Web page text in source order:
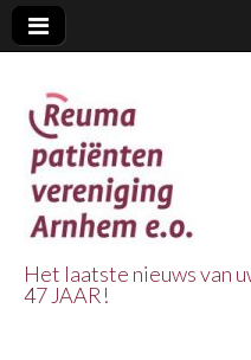
Het laatste nieuws van
47 JAAR!